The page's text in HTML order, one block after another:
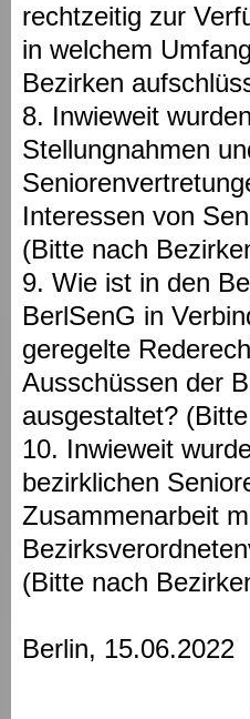
rechtzeitig zur
in welchem
Bezirken
8. Inwieweit
Stellungnahmen
Interessen von
(Bitte nach
9. Wie ist in den
BerlSenG in
geregelte
Ausschüssen der
ausgestaltet?
10. Inwieweit
bezirklichen
Zusammenarbeit
(Bitte nach
Berlin, 15.06.2022